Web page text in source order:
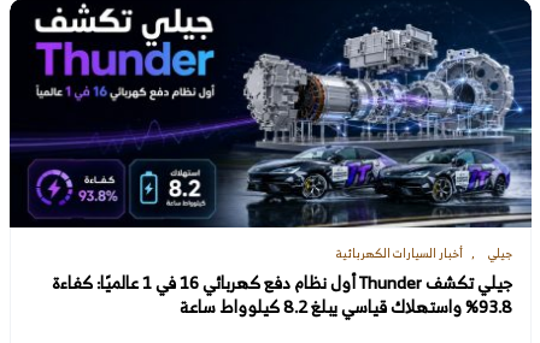
جيلي أخبار السيارات الكهربائية
جيلي تكشف Thunder أول نظام دفع كهربائي 16 في 1 عالميًا: كفاءة
93.8% واستهلاك قياسي يبلغ 8.2 كيلوواط ساعة